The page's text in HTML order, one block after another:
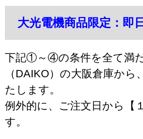
大光電機商品限定：即
下記①～④の条件を全て満
（DAIKO）の大阪倉庫か
たします。
例外的に、ご注文日から【
す。